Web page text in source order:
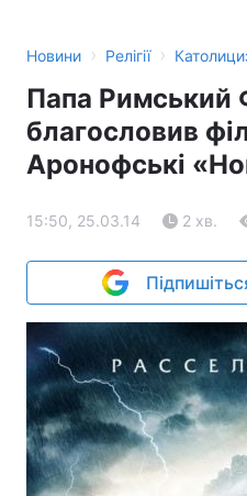
Новини › Релігії ›
Папа Римський
благословив
Аронофські
15:50, 25.03.14 2 хв.